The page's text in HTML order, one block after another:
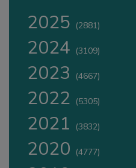
2025 (2881)
2024 (3109)
2023 (4667)
2022 (5305)
2021 (3832)
2020 (4777)